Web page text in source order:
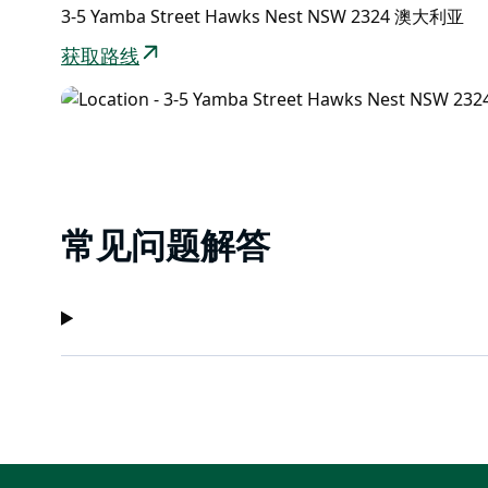
3-5 Yamba Street Hawks Nest NSW 2324 澳大利亚
获取路线
常见问题解答